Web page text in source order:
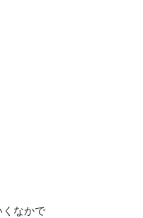
くなかで